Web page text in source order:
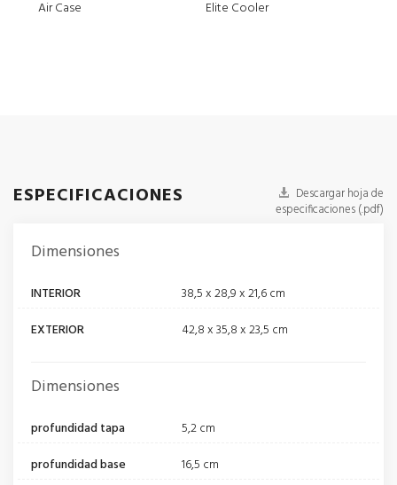
Air Case
Elite Cooler
ESPECIFICACIONES
Descargar hoja de
especificaciones (.pdf)
Dimensiones
INTERIOR
38,5 x 28,9 x 21,6 cm
EXTERIOR
42,8 x 35,8 x 23,5 cm
Dimensiones
profundidad tapa
5,2 cm
profundidad base
16,5 cm